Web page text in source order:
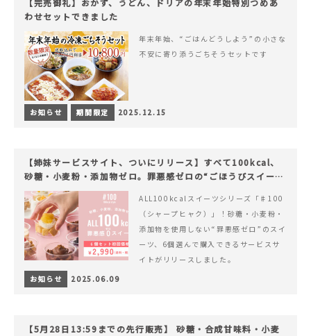
【完売御礼】おかず、うどん、ドリアの年末年始特別つめあ
わせセットできました
年末年始、“ごはんどうしよう”の小さな
不安に寄り添うごちそうセットです
お知らせ 期間限定 2025.12.15
【姉妹サービスサイト、ついにリリース】すべて100kcal、
砂糖・小麦粉・添加物ゼロ。罪悪感ゼロの“ごほうびスイー
ツ”『#100（シャープ100）』
ALL100kcalスイーツシリーズ「♯100
（シャープヒャク）」！砂糖・小麦粉・
添加物を使用しない“罪悪感ゼロ”のスイ
ーツ、6個選んで購入できるサービスサ
イトがリリースしました。
お知らせ
2025.06.09
【5月28日13:59までの先行販売】 砂糖・合成甘味料・小麦